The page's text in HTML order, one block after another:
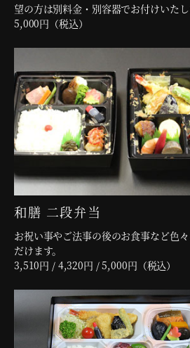
望の方は別料金・別容器でお付けいたし
5,000円（税込）
和膳 二段弁当
お祝い事やご法事の後のお食事など色
だけます。
3,510円 / 4,320円 / 5,000円（税込）